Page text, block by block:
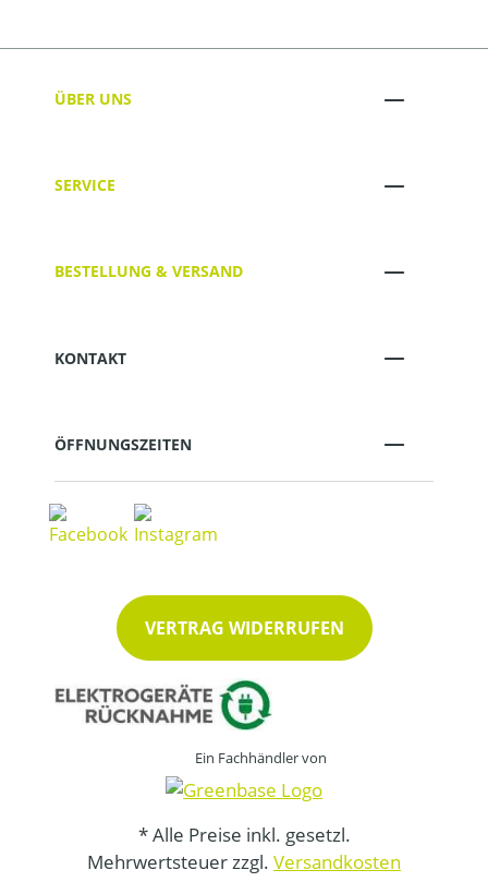
ÜBER UNS
SERVICE
BESTELLUNG & VERSAND
KONTAKT
ÖFFNUNGSZEITEN
VERTRAG WIDERRUFEN
Ein Fachhändler von
* Alle Preise inkl. gesetzl.
Mehrwertsteuer zzgl. Versandkosten